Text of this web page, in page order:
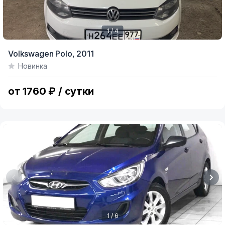
of
1 / 4
Volkswagen Polo, 2011
Новинка
от 1760 ₽ / сутки
1 / 6